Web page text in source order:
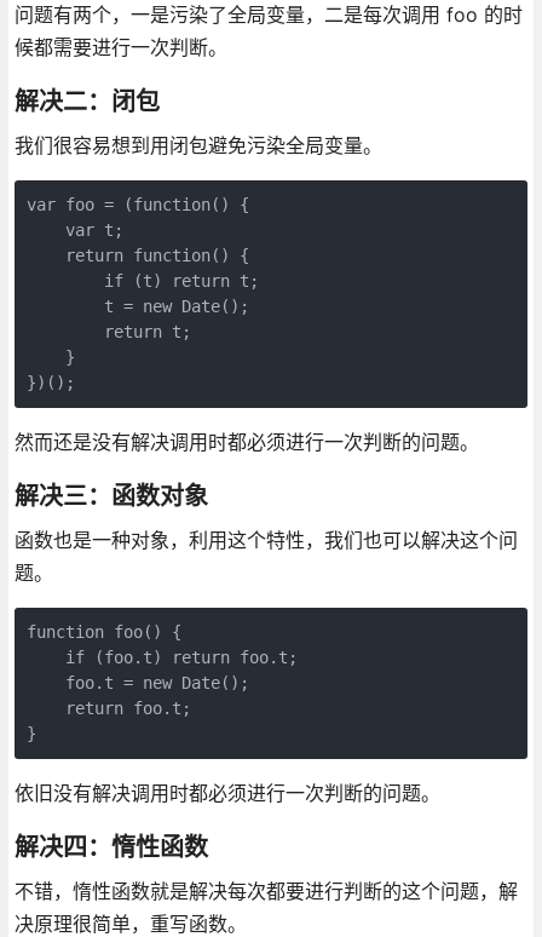
问题有两个，一是污染了全局变量，二是每次调用 foo 的时
候都需要进行一次判断。
解决二：闭包
我们很容易想到用闭包避免污染全局变量。
var foo = (function() {
    var t;
    return function() {
        if (t) return t;
        t = new Date();
        return t;
    }
})();
然而还是没有解决调用时都必须进行一次判断的问题。
解决三：函数对象
函数也是一种对象，利用这个特性，我们也可以解决这个问
题。
function foo() {
    if (foo.t) return foo.t;
    foo.t = new Date();
    return foo.t;
}
依旧没有解决调用时都必须进行一次判断的问题。
解决四：惰性函数
不错，惰性函数就是解决每次都要进行判断的这个问题，解
决原理很简单，重写函数。